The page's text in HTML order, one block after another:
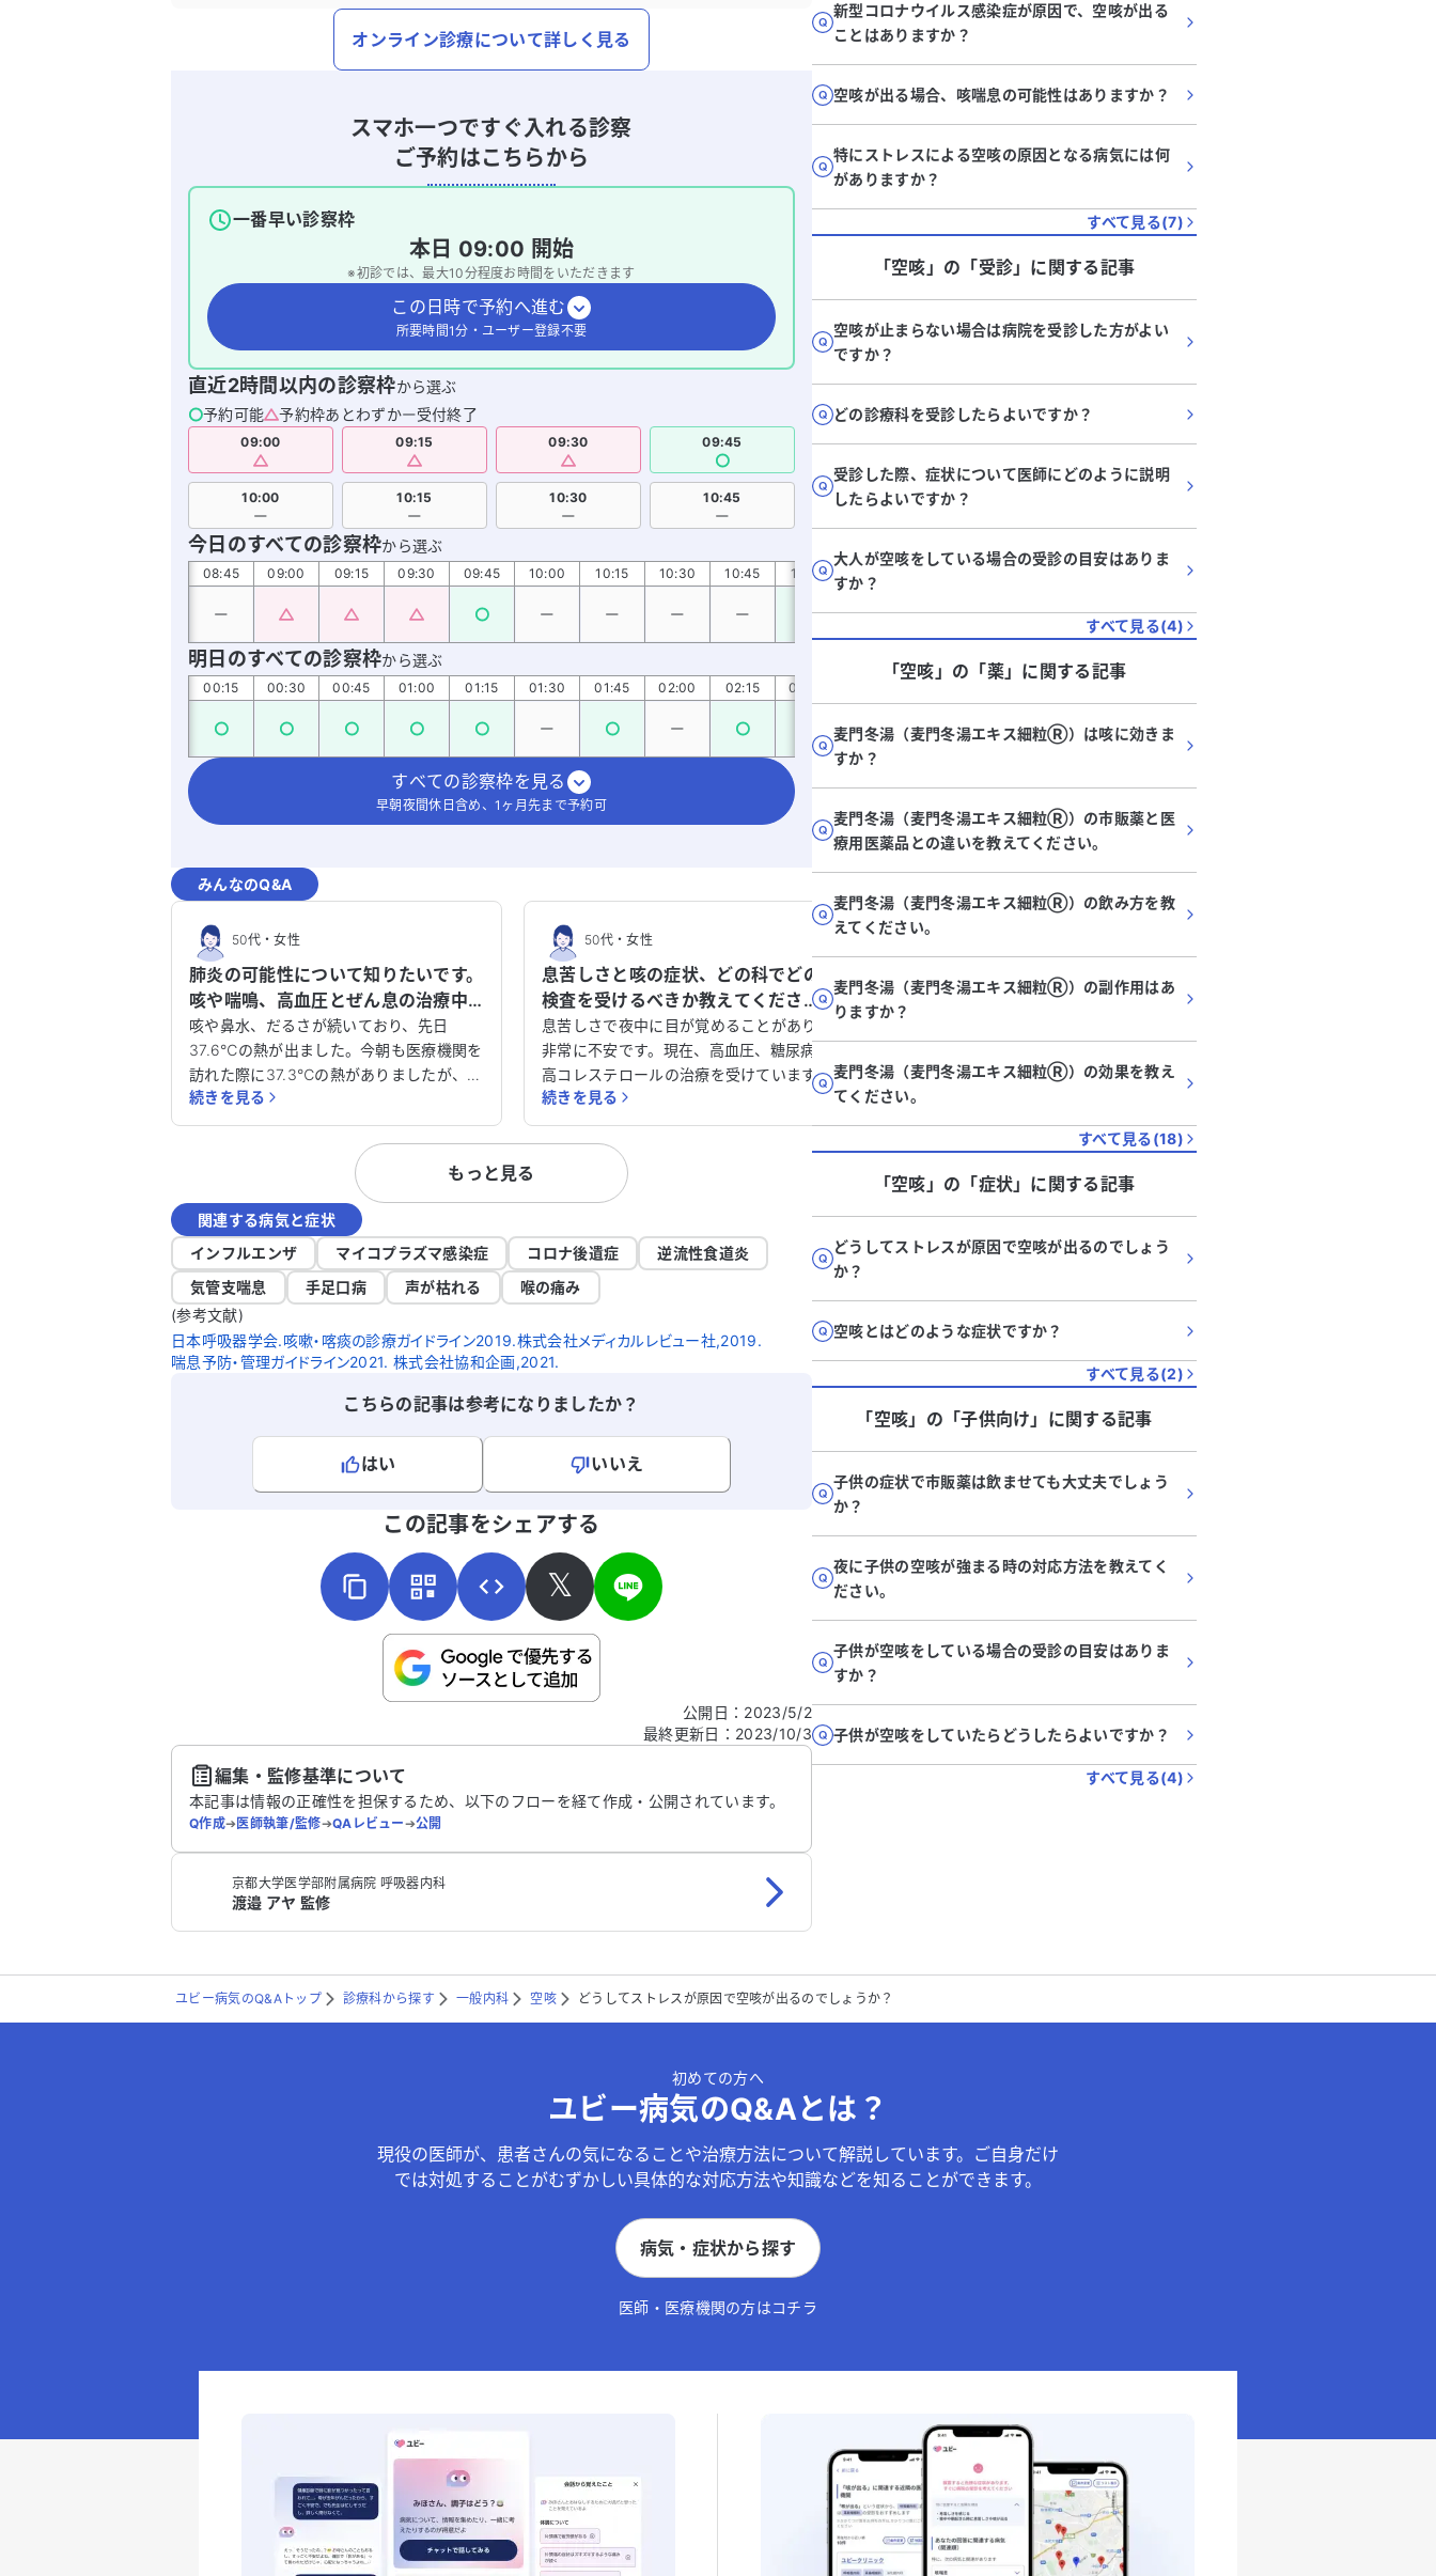
オンライン診療について詳しく見る
スマホ一つですぐ入れる診察
ご予約はこちらから
一番早い診察枠
本日 09:00 開始
※初診では、最大10分程度お時間をいただきます
この日時で予約へ進む
所要時間1分・ユーザー登録不要
直近2時間以内の診察枠から選ぶ
予約可能
予約枠あとわずか 受付終了
09:00 09:15 09:30 09:45
10:00 10:15 10:30 10:45
今日のすべての診察枠から選ぶ
08:45 09:00 09:15 09:30 09:45 10:00 10:15 10:30 10:45 11:00 11:15 12:30
明日のすべての診察枠から選ぶ
00:15 00:30 00:45 01:00 01:15 01:30 01:45 02:00 02:15 02:30
すべての診察枠を見る
早朝夜間休日含め、1ヶ月先まで予約可
みんなのQ&A
50代・女性
肺炎の可能性について知りたいです。
咳や喘鳴、高血圧とぜん息の治療中
です。
咳や鼻水、だるさが続いており、先日
37.6℃の熱が出ました。今朝も医療機関を
訪れた際に37.3℃の熱がありましたが、現
在は36.9℃に下がっています。横になる
とゼイゼイとした喘鳴があり、息苦しさも
を受けていますが、これらの症状が肺炎の
可能性があるのか心配です。どのように対
処すれば良いのか、アドバイスをいただけ
ると助かります。肺炎の可能性についても
確認したいです。どうかよろしくお願いい
たします。
続きを見る
50代・女性
息苦しさと咳の症状、どの科でどの
検査を受けるべきか教えてくださ
い。
息苦しさで夜中に目が覚めることがあり、
非常に不安です。現在、高血圧、糖尿病、
高コレステロールの治療を受けています。
数か月前に海外から帰国した際に感染症に
かかり、その後、咳や喉の痛みが続いてい
ます。息を吐くときに小さな音がすること
もあり、風邪と診断されて薬を処方されま
したが、症状は改善されていません。 現
在、複数の薬を服用していますが、咳が続
き、痰が絡むことがあります。喉の痛みや
しゃがれ声も治らず、夜中に息苦しさを感
じることが増えています。酸素濃度は96〜
候群の可能性があり、ドライアイやドライ
マウスの症状があります。内科では咳や喉
の痛みを和らげる薬を処方されています
が、精密検査や血液検査の案内はありませ
ん。重篤化する前に原因を知りたいです。
どの科を受診し、どのような検査や治療を
受けるべきか、アドバイスをいただけると
助かります。
続きを見る
コロナ後の咳と肺門部リンパ節腫
大、外科生検の必要性について教え
いた咳がひどくなってきましたが、寝てい
る間は咳が出ません。肺のCT検査では、
肺門部リンパ節の腫大が疑われ、気管支鏡
での検査を受けましたが、検査中に動いて
しまい、検体がうまく取れなかったとのこ
とです。映像では赤みを帯びたプチプチの
ような表面が見られました。 現在、外科
生検を勧められていますが、素人考えでは
ています。高血圧の治療も受けているた
め、どのように対処すれば良いのか、アド
バイスをいただけると助かります。症状が
良くならず、悪化しているようで心配で
す。どうかご意見をお聞かせください。
続きを見る
もっと見る
関連する病気と症状
インフルエンザ
マイコプラズマ感染症 コロナ後遺症
逆流性食道炎
気管支喘息
手足口病 声が枯れる
喉の痛み
(参考文献)
日本呼吸器学会.咳嗽・喀痰の診療ガイドライン2019.株式会社メディカルレビュー社,2019.
喘息予防・管理ガイドライン2021. 株式会社協和企画,2021.
こちらの記事は参考になりましたか？
はい
いいえ
こちらは送信専用のフォームです。氏名やご自身の病気の詳細などの個人情報は入れないでくだ
この記事をシェアする
𝕏
公開日 ： 2023/5/2
最終更新日 ： 2023/10/3
編集・監修基準について
本記事は情報の正確性を担保するため、以下のフローを経て作成・公開されています。
Q作成➔医師執筆/監修➔QAレビュー➔公開
京都大学医学部附属病院 呼吸器内科
渡邉 アヤ 監修
新型コロナウイルス感染症が原因で、空咳が出る
ことはありますか？
空咳が出る場合、咳喘息の可能性はありますか？
特にストレスによる空咳の原因となる病気には何
がありますか？
すべて見る(7)
「空咳」 の「受診」に関する記事
空咳が止まらない場合は病院を受診した方がよい
ですか？
どの診療科を受診したらよいですか？
受診した際、症状について医師にどのように説明
したらよいですか？
大人が空咳をしている場合の受診の目安はありま
すか？
すべて見る(4)
「空咳」 の「薬」に関する記事
麦門冬湯（麦門冬湯エキス細粒Ⓡ️）は咳に効きま
すか？
麦門冬湯（麦門冬湯エキス細粒Ⓡ️）の市販薬と医
療用医薬品との違いを教えてください。
麦門冬湯（麦門冬湯エキス細粒Ⓡ️）の飲み方を教
えてください。
麦門冬湯（麦門冬湯エキス細粒Ⓡ️）の副作用はあ
りますか？
麦門冬湯（麦門冬湯エキス細粒Ⓡ️）の効果を教え
てください。
すべて見る(18)
「空咳」 の「症状」に関する記事
どうしてストレスが原因で空咳が出るのでしょう
か？
空咳とはどのような症状ですか？
すべて見る(2)
「空咳」 の「子供向け 」に関する記事
子供の症状で市販薬は飲ませても大丈夫でしょう
か？
夜に子供の空咳が強まる時の対応方法を教えてく
ださい。
子供が空咳をしている場合の受診の目安はありま
すか？
子供が空咳をしていたらどうしたらよいですか？
すべて見る(4)
ユビー病気のQ&Aトップ 診療科から探す 一般内科 空咳 どうしてストレスが原因で空咳が出るのでしょうか？
初めての方へ
ユビー病気のQ&Aとは？
現役の医師が、患者さんの気になることや治療方法について解説しています。ご自身だけ
では対処することがむずかしい具体的な対応方法や知識などを知ることができます。
病気・症状から探す
医師・医療機関の方はコチラ